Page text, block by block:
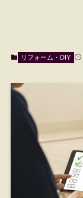
リフォーム・DIY